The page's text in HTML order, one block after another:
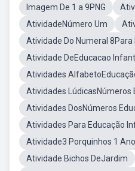
Imagem De 1 a 9PNG
AtividadeNúmero Um
Atividade Do Numeral 8Para
Atividade DeEducacao
Atividades
Atividades LúdicasNúmeros
Atividades DosNúmeros
Atividades Para Educação
Atividade3 Porquinhos 1 Ano
Atividade Bichos DeJardim